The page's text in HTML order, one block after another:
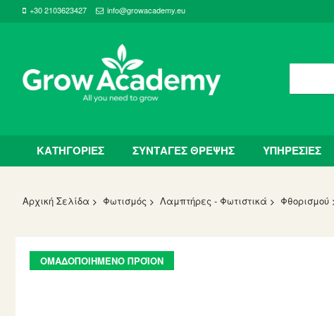
+30 2103623427 info@growacademy.eu
ΚΑΤΗΓΟΡΙΕΣ ΣΥΝΤΑΓΕΣ ΘΡΕΨΗΣ ΥΠΗΡΕΣΙΕΣ
Αρχική Σελίδα Φωτισμός Λαμπτήρες - Φωτιστικά Φθορισμού
Skip
to
ΟΜΑΔΟΠΟΙΗΜΈΝΟ ΠΡΟΪΌΝ